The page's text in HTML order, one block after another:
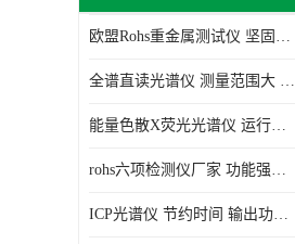
光电直读光谱仪
便携式水质重金属检测仪
欧盟Rohs重金属测试仪 坚固耐用 测试结果清晰显示
全谱直读光谱仪 测量范围大 抗干扰性能好
能量色散X荧光光谱仪 运行稳定性高 方便样品的测量
rohs六项检测仪厂家 功能强大 可直接分析
ICP光谱仪 节约时间 输出功率稳定